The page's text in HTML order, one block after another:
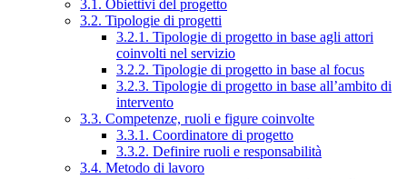
3.1. Obiettivi del progetto
3.2. Tipologie di progetti
3.2.1. Tipologie di progetto in base agli attori
coinvolti nel servizio
3.2.2. Tipologie di progetto in base al focus
3.2.3. Tipologie di progetto in base all’ambito di
intervento
3.3. Competenze, ruoli e figure coinvolte
3.3.1. Coordinatore di progetto
3.3.2. Definire ruoli e responsabilità
3.4. Metodo di lavoro